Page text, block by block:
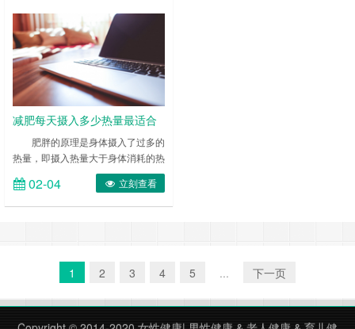
减肥每天摄入多少热量最适合
肥胖的原理是身体摄入了过多的
热量，即摄入热量大于身体消耗的热
量，多余的热量就转化为脂肪存起
来。 ……
02-04 立刻查看
1 2 3 4 5 ... 下一页